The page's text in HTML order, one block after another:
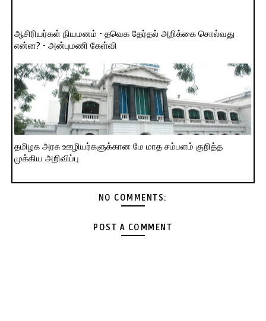
ஆசிரியர்கள் நியமனம் - தவெக தேர்தல் அறிக்கை சொல்வது
என்ன? - அன்புமணி கேள்வி
தமிழக அரசு ஊழியர்களுக்கான மே மாத சம்பளம் குறித்த
முக்கிய அறிவிப்பு
NO COMMENTS:
POST A COMMENT